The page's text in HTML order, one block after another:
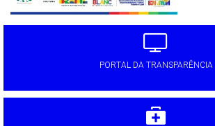
PORTAL DA TRANSPARÊNCIA